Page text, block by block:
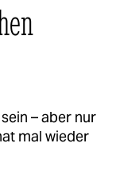
– aber nur
mal wieder